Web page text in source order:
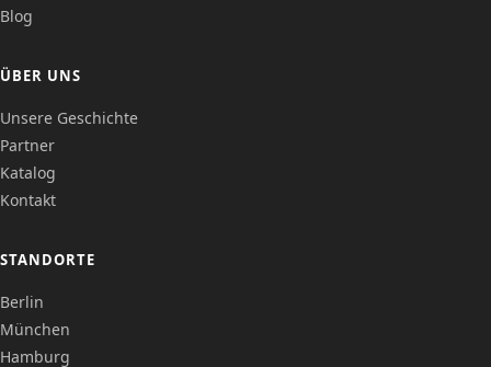
Blog
ÜBER UNS
Unsere Geschichte
Partner
Katalog
Kontakt
STANDORTE
Berlin
München
Hamburg